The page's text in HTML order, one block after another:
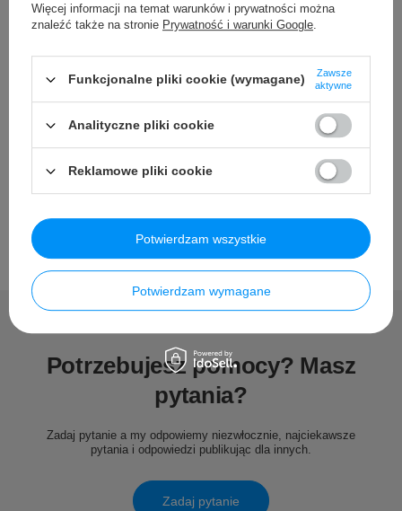
Pojazd,
Kabel MiniJack
Szczegółowe dane
Opinie
Potrzebujesz pomocy? Masz
pytania?
Zadaj pytanie a my odpowiemy niezwłocznie, najciekawsze
pytania i odpowiedzi publikując dla innych.
Zadaj pytanie
Więcej informacji na temat warunków i prywatności można
znaleźć także na stronie Prywatność i warunki Google.
Funkcjonalne pliki cookie (wymagane)
Zawsze
aktywne
Analityczne pliki cookie
Reklamowe pliki cookie
Potwierdzam wymagane
Potwierdzam wszystkie